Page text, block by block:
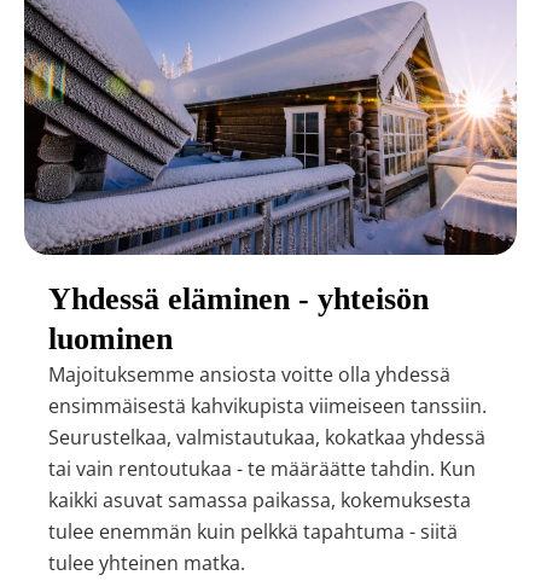
Yhdessä eläminen - yhteisön
luominen
Majoituksemme ansiosta voitte olla yhdessä
ensimmäisestä kahvikupista viimeiseen tanssiin.
Seurustelkaa, valmistautukaa, kokatkaa yhdessä
tai vain rentoutukaa - te määräätte tahdin. Kun
kaikki asuvat samassa paikassa, kokemuksesta
tulee enemmän kuin pelkkä tapahtuma - siitä
tulee yhteinen matka.